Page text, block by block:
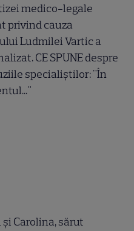
medico-legale
privind cauza
Ludmilei Vartic a
CE SPUNE despre
specialiștilor: "În
și Carolina, sărut